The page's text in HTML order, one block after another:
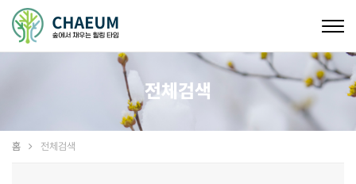
전체검색
홈 전체검색